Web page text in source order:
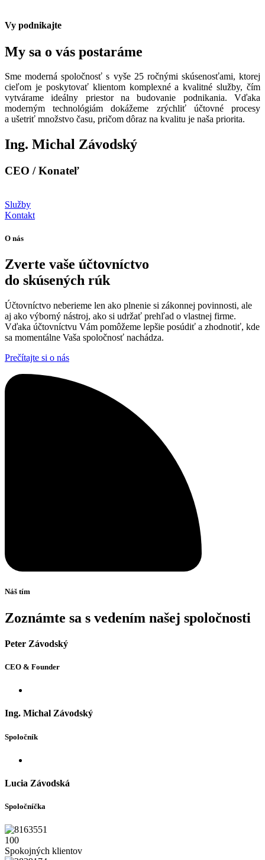
Vy podnikajte
My sa o vás postaráme
Sme moderná spoločnosť s vyše 25 ročnými skúsenosťami, ktorej
cieľom je poskytovať klientom komplexné a kvalitné služby, čím
vytvárame ideálny priestor na budovanie podnikania. Vďaka
moderným technológiám dokážeme zrýchliť účtovné procesy
a ušetriť množstvo času, pričom dôraz na kvalitu je naša priorita.
Ing. Michal Závodský
CEO / Konateľ
Služby
Kontakt
O nás
Zverte vaše účtovníctvo
do skúsených rúk
Účtovníctvo neberieme len ako plnenie si zákonnej povinnosti, ale
aj ako výborný nástroj, ako si udržať prehľad o vlastnej firme.
Vďaka účtovníctvu Vám pomôžeme lepšie posúdiť a zhodnotiť, kde
sa momentálne Vaša spoločnosť nachádza.
Prečítajte si o nás
Náš tím
Zoznámte sa s vedením našej spoločnosti
Peter Závodský
CEO & Founder
Ing. Michal Závodský
Spoločník
Lucia Závodská
Spoločníčka
100
Spokojných klientov